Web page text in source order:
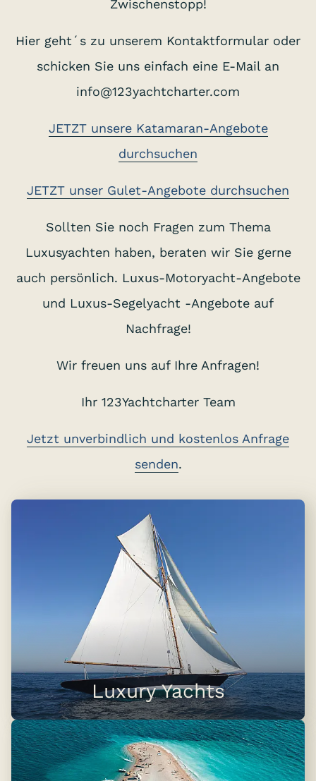
Zwischenstopp!
Hier geht´s zu unserem Kontaktformular oder
schicken Sie uns einfach eine E-Mail an
info@123yachtcharter.com
JETZT unsere Katamaran-Angebote
durchsuchen
JETZT unser Gulet-Angebote durchsuchen
Sollten Sie noch Fragen zum Thema
Luxusyachten haben, beraten wir Sie gerne
auch persönlich. Luxus-Motoryacht-Angebote
und Luxus-Segelyacht -Angebote auf
Nachfrage!
Wir freuen uns auf Ihre Anfragen!
Ihr 123Yachtcharter Team
Jetzt unverbindlich und kostenlos Anfrage
senden.
Luxury Yachts